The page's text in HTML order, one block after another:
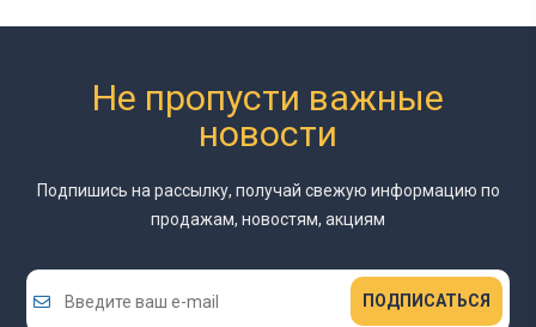
Не пропусти важные
новости
Подпишись на рассылку, получай свежую информацию по
продажам, новостям, акциям
ПОДПИСАТЬСЯ